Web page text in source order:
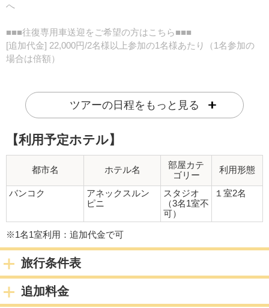
へ
■■■往復専用車送迎をご希望の方はこちら■■■
[追加代金] 22,000円/2名様以上参加の1名様あたり（1名参加の
場合は倍額）
テルまでご案内致します。
お申し込みご希望の方は、ご予約時にお申し出ください。
※23:00以降にバンコク着のフライトの場合、深夜料金がお1人
ホテルお迎えが08:00以前のフライトの場合、早朝料金がお1
（1名参加の場合は倍額）
※1名様あたりスーツケース1つまでとなりますので、追加のお
荷物がある場合は必ず事前にお知らせください。追加代金が発
※ゴルフバッグをお持ちの場合は必ず事前にお知らせくださ
い。ゴルフバッグ1つあたり、往復5,000円の追加代金が必要で
す。
宿泊都市 バンコク
ツアーの日程をもっと見る
【利用予定ホテル】
都市名 ホテル名
部屋カテ
ゴリー
利用形態
バンコク
アネックスルン
ピニ
スタジオ
（3名1室不
可）
１室2名
※1名1室利用：追加代金で可
旅行条件表
追加料金